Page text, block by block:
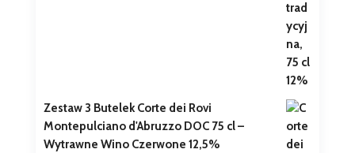
Zestaw 3 Butelek Corte dei Rovi
Montepulciano d'Abruzzo DOC 75 cl –
Wytrawne Wino Czerwone 12,5%